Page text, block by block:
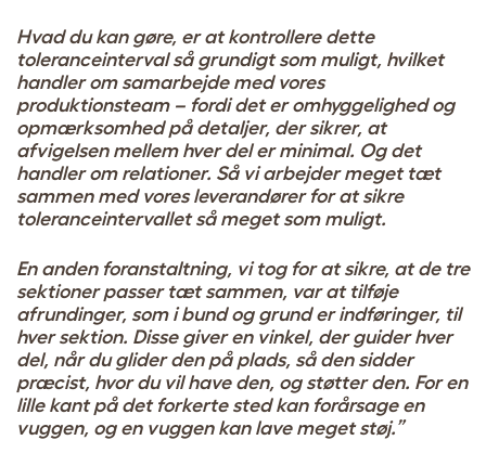
Hvad du kan gøre, er at kontrollere dette
toleranceinterval så grundigt som muligt, hvilket
handler om samarbejde med vores
produktionsteam – fordi det er omhyggelighed og
opmærksomhed på detaljer, der sikrer, at
afvigelsen mellem hver del er minimal. Og det
handler om relationer. Så vi arbejder meget tæt
sammen med vores leverandører for at sikre
toleranceintervallet så meget som muligt.
En anden foranstaltning, vi tog for at sikre, at de tre
sektioner passer tæt sammen, var at tilføje
afrundinger, som i bund og grund er indføringer, til
hver sektion. Disse giver en vinkel, der guider hver
del, når du glider den på plads, så den sidder
præcist, hvor du vil have den, og støtter den. For en
lille kant på det forkerte sted kan forårsage en
vuggen, og en vuggen kan lave meget støj.”